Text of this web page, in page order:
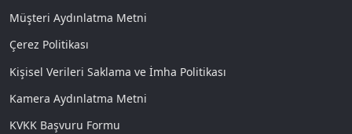
Müşteri Aydınlatma Metni
Çerez Politikası
Kişisel Verileri Saklama ve İmha Politikası
Kamera Aydınlatma Metni
KVKK Başvuru Formu